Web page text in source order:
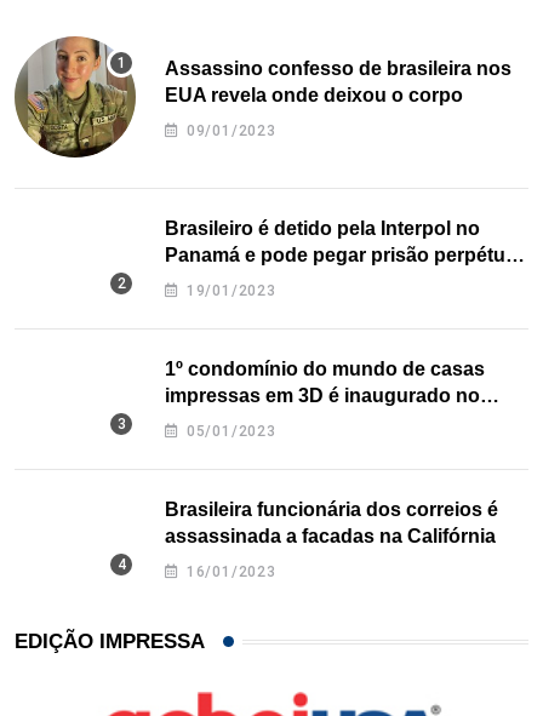
Assassino confesso de brasileira nos
EUA revela onde deixou o corpo
09/01/2023
Brasileiro é detido pela Interpol no
Panamá e pode pegar prisão perpétua
nos EUA
19/01/2023
1º condomínio do mundo de casas
impressas em 3D é inaugurado no
Texas
05/01/2023
Brasileira funcionária dos correios é
assassinada a facadas na Califórnia
16/01/2023
EDIÇÃO IMPRESSA